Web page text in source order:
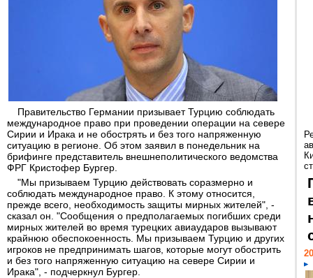
Правительство Германии призывает Турцию соблюдать
международное право при проведении операции на севере
Сирии и Ирака и не обострять и без того напряженную
ситуацию в регионе. Об этом заявил в понедельник на
брифинге представитель внешнеполитического ведомства
ФРГ Кристофер Бургер.
"Мы призываем Турцию действовать соразмерно и
соблюдать международное право. К этому относится,
прежде всего, необходимость защиты мирных жителей", -
сказал он. "Сообщения о предполагаемых погибших среди
мирных жителей во время турецких авиаударов вызывают
крайнюю обеспокоенность. Мы призываем Турцию и других
игроков не предпринимать шагов, которые могут обострить
и без того напряженную ситуацию на севере Сирии и
Ирака", - подчеркнул Бургер.